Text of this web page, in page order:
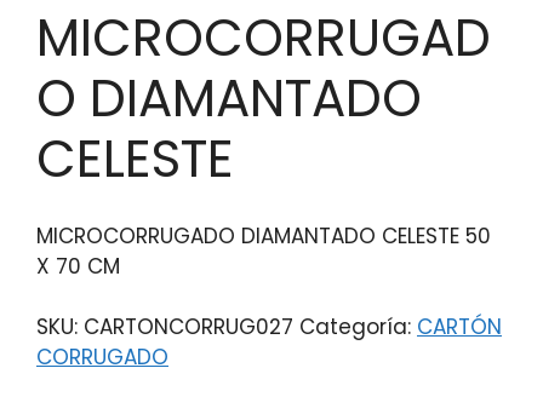
MICROCORRUGAD
O DIAMANTADO
CELESTE
MICROCORRUGADO DIAMANTADO CELESTE 50
X 70 CM
SKU: CARTONCORRUG027 Categoría: CARTÓN
CORRUGADO